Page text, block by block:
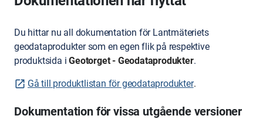
Du hittar nu all dokumentation för Lantmäteriets
geodataprodukter som en egen flik på respektive
produktsida i Geotorget - Geodataprodukter.
Gå till produktlistan för geodataprodukter.
Dokumentation för vissa utgående versioner